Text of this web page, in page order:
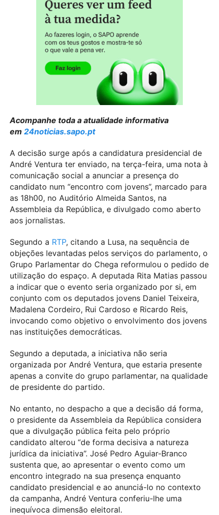
Acompanhe toda a atualidade informativa
em 24noticias.sapo.pt
A decisão surge após a candidatura presidencial de
André Ventura ter enviado, na terça-feira, uma nota à
comunicação social a anunciar a presença do
candidato num “encontro com jovens”, marcado para
as 18h00, no Auditório Almeida Santos, na
Assembleia da República, e divulgado como aberto
aos jornalistas.
Segundo a RTP, citando a Lusa, na sequência de
objeções levantadas pelos serviços do parlamento, o
Grupo Parlamentar do Chega reformulou o pedido de
utilização do espaço. A deputada Rita Matias passou
a indicar que o evento seria organizado por si, em
conjunto com os deputados jovens Daniel Teixeira,
Madalena Cordeiro, Rui Cardoso e Ricardo Reis,
invocando como objetivo o envolvimento dos jovens
nas instituições democráticas.
Segundo a deputada, a iniciativa não seria
organizada por André Ventura, que estaria presente
apenas a convite do grupo parlamentar, na qualidade
de presidente do partido.
No entanto, no despacho a que a decisão dá forma,
o presidente da Assembleia da República considera
que a divulgação pública feita pelo próprio
candidato alterou “de forma decisiva a natureza
jurídica da iniciativa”. José Pedro Aguiar-Branco
sustenta que, ao apresentar o evento como um
encontro integrado na sua presença enquanto
candidato presidencial e ao anunciá-lo no contexto
da campanha, André Ventura conferiu-lhe uma
inequívoca dimensão eleitoral.